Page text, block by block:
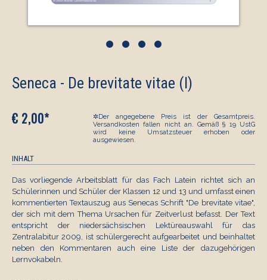
••••
Seneca - De brevitate vitae (I)
€ 2,00*
✲Der angegebene Preis ist der Gesamtpreis.
Versandkosten fallen nicht an. Gemäß § 19 UstG
wird keine Umsatzsteuer erhoben oder
ausgewiesen.
INHALT
Das vorliegende Arbeitsblatt für das Fach Latein richtet sich an
Schülerinnen und Schüler der Klassen 12 und 13 und umfasst einen
kommentierten Textauszug aus Senecas Schrift "De brevitate vitae",
der sich mit dem Thema Ursachen für Zeitverlust befasst. Der Text
entspricht der niedersächsischen Lektüreauswahl für das
Zentralabitur 2009, ist schülergerecht aufgearbeitet und beinhaltet
neben den Kommentaren auch eine Liste der dazugehörigen
Lernvokabeln.